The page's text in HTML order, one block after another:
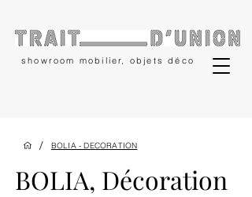
showroom mobilier, objets déco
/ BOLIA - DECORATION
BOLIA, Décoration